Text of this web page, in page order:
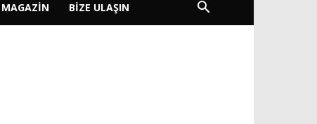
MAGAZIN BIZE ULAŞIN